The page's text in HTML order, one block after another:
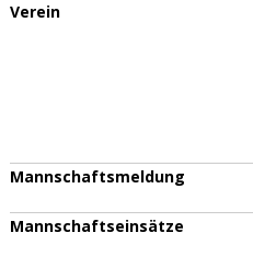
Verein
Mannschaftsmeldung
Mannschaftseinsätze